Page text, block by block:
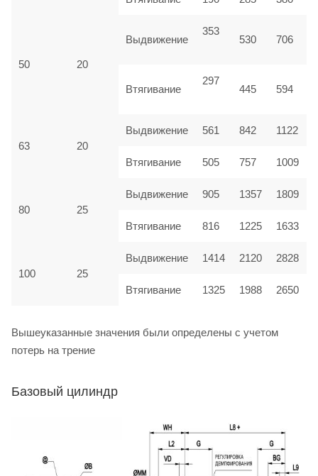
50 20
Выдвижение
353
530 706
Втягивание
297
445 594
63 20
Выдвижение 561 842 1122
Втягивание 505 757 1009
80 25
Выдвижение 905 1357 1809
Втягивание 816 1225 1633
100 25
Выдвижение 1414 2120 2828
Втягивание 1325 1988 2650
Вышеуказанные значения были определены с учетом
потерь на трение
Базовый цилиндр